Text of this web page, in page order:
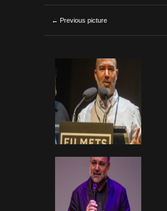
← Previous picture